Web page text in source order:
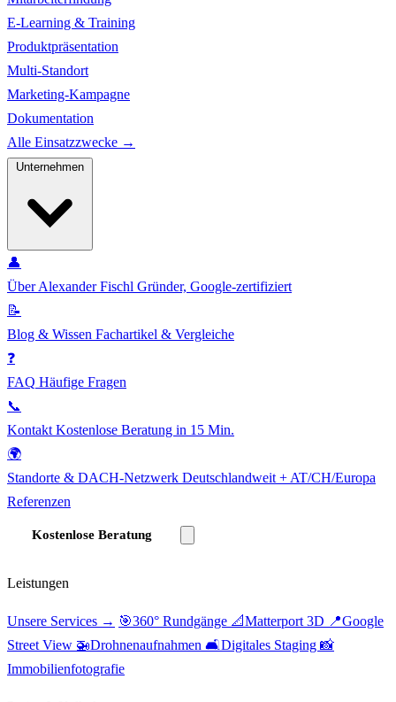
E-Learning & Training
Produktpräsentation
Multi-Standort
Marketing-Kampagne
Dokumentation
Alle Einsatzzwecke →
👤
Über Alexander Fischl Gründer, Google-zertifiziert
📝
Blog & Wissen Fachartikel & Vergleiche
❓
FAQ Häufige Fragen
📞
Kontakt Kostenlose Beratung in 15 Min.
🌍
Standorte & DACH-Netzwerk Deutschlandweit + AT/CH/Europa
Referenzen
Kostenlose Beratung
Leistungen
Unsere Services → 🎯360° Rundgänge 📐Matterport 3D 📍Google
Street View 🚁Drohnenaufnahmen 🛋️Digitales Staging 📸
Immobilienfotografie